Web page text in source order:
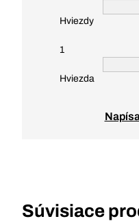
Hviezdy
1
Hviezda
Súvisiace